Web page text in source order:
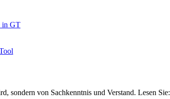
in GT
sondern von Sachkenntnis und Verstand. Lesen Sie: